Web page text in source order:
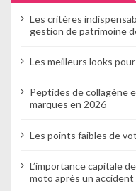
Les critères
gestion de patrimoine
Les meilleurs looks
Peptides de collagène
marques en 2026
Les points faibles de
L’importance capitale
moto après un accident